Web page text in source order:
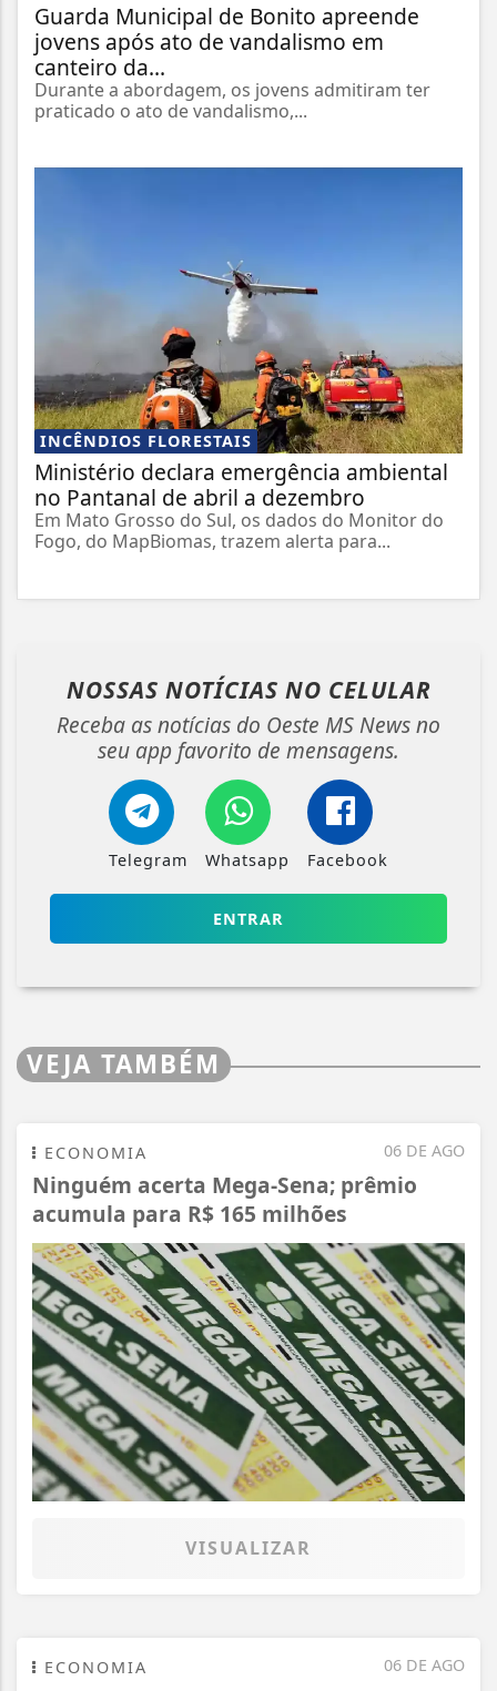
Guarda Municipal de Bonito apreende
jovens após ato de vandalismo em
canteiro da...
Durante a abordagem, os jovens admitiram ter
praticado o ato de vandalismo,...
INCÊNDIOS FLORESTAIS
Ministério declara emergência ambiental
no Pantanal de abril a dezembro
Em Mato Grosso do Sul, os dados do Monitor do
Fogo, do MapBiomas, trazem alerta para...
NOSSAS NOTÍCIAS NO CELULAR
Receba as notícias do Oeste MS News no
seu app favorito de mensagens.
Telegram Whatsapp Facebook
ENTRAR
VEJA TAMBÉM
06 DE AGO
ECONOMIA
Ninguém acerta Mega-Sena; prêmio
acumula para R$ 165 milhões
VISUALIZAR
06 DE AGO
ECONOMIA